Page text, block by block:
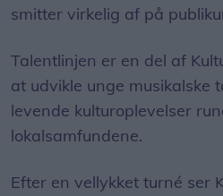
smitter virkelig af på
Talentlinjen er en del af
at udvikle unge musikalske
levende kulturoplevelser
lokalsamfundene.
Efter en vellykket turné ser